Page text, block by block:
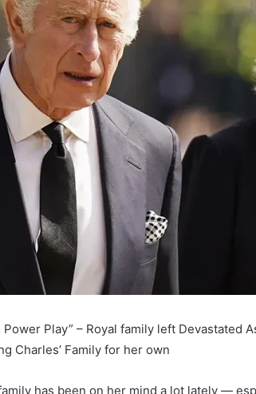
Power Play” – Royal family left Devastated
Charles’ Family for her own
has been on her mind a lot lately —